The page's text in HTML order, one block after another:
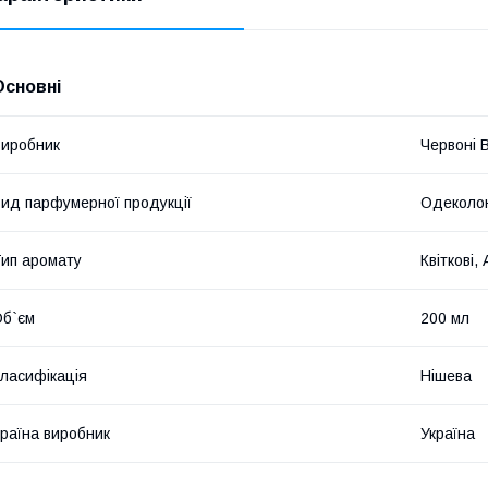
Червоні
парфумерної продукції
аромату Квіткові,
200 мл
Нішева
виробник Україна